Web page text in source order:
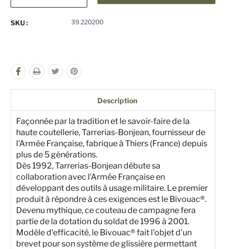
SKU : 39.220200
Description
Façonnée par la tradition et le savoir-faire de la
haute coutellerie, Tarrerias-Bonjean, fournisseur de
l'Armée Française, fabrique à Thiers (France) depuis
plus de 5 générations.
Dès 1992, Tarrerias-Bonjean débute sa
collaboration avec l'Armée Française en
développant des outils à usage militaire. Le premier
produit à répondre à ces exigences est le Bivouac®.
Devenu mythique, ce couteau de campagne fera
partie de la dotation du soldat de 1996 à 2001.
Modèle d'efficacité, le Bivouac® fait l'objet d'un
brevet pour son système de glissière permettant